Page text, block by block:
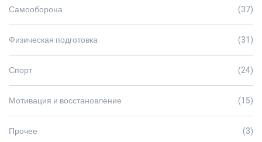
Самооборона (37)
Физическая подготовка (31)
Спорт (24)
Мотивация и восстановление (15)
Прочее (3)